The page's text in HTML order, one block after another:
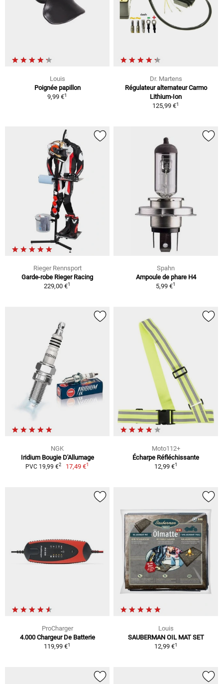
Louis
Poignée papillon
9,99 €1
Dr. Martens
Régulateur alternateur Carmo
Lithium-Ion
125,99 €1
Rieger Rennsport
Garde-robe Rieger Racing
229,00 €1
Spahn
Ampoule de phare H4
5,99 €1
NGK
Iridium Bougie D'Allumage
PVC 19,99 €2 17,49 €1
Moto112+
Écharpe Réfléchissante
12,99 €1
ProCharger
4.000 Chargeur De Batterie
119,99 €1
Louis
SAUBERMAN OIL MAT SET
12,99 €1